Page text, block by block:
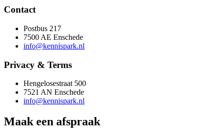
Contact
Postbus 217
7500 AE Enschede
info@kennispark.nl
Privacy & Terms
Hengelosestraat 500
7521 AN Enschede
info@kennispark.nl
Maak een afspraak